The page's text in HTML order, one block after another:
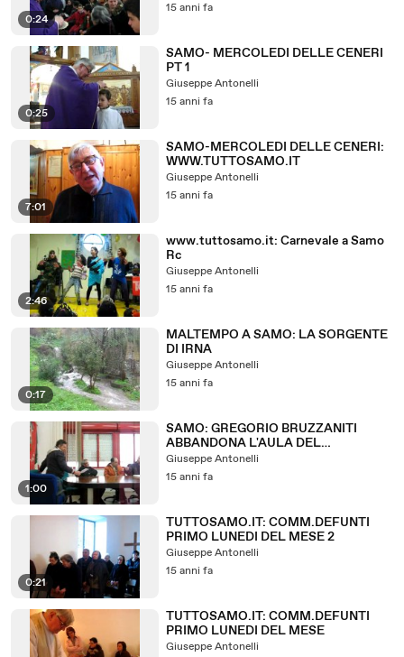
0:24
15 anni fa
0:25
SAMO- MERCOLEDI DELLE CENERI
PT 1
Giuseppe Antonelli
15 anni fa
7:01
SAMO-MERCOLEDI DELLE CENERI:
WWW.TUTTOSAMO.IT
Giuseppe Antonelli
15 anni fa
2:46
www.tuttosamo.it: Carnevale a Samo
Rc
Giuseppe Antonelli
15 anni fa
0:17
MALTEMPO A SAMO: LA SORGENTE
DI IRNA
Giuseppe Antonelli
15 anni fa
1:00
SAMO: GREGORIO BRUZZANITI
ABBANDONA L'AULA DEL
CONSIGLIO
Giuseppe Antonelli
15 anni fa
0:21
TUTTOSAMO.IT: COMM.DEFUNTI
PRIMO LUNEDI DEL MESE 2
Giuseppe Antonelli
15 anni fa
TUTTOSAMO.IT: COMM.DEFUNTI
PRIMO LUNEDI DEL MESE
Giuseppe Antonelli